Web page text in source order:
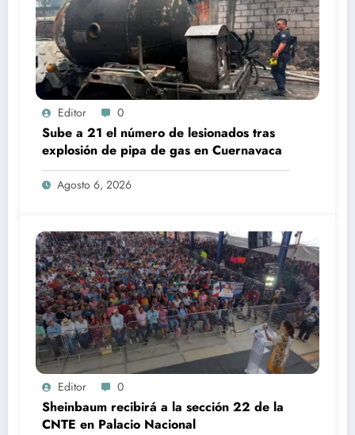
Editor 0
Sube a 21 el número de lesionados tras
explosión de pipa de gas en Cuernavaca
Agosto 6, 2026
Editor 0
Sheinbaum recibirá a la sección 22 de la
CNTE en Palacio Nacional